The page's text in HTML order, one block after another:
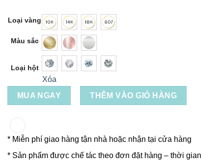
Loại vàng
Màu sắc
Loại hột
Xóa
MUA NGAY
THÊM VÀO GIỎ HÀNG
* Miễn phí giao hàng tận nhà hoặc nhận tại cửa hàng
* Sản phẩm được chế tác theo đơn đặt hàng – thời gian